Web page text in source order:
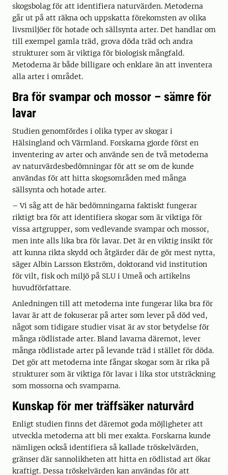
skogsbolag för att identifiera naturvärden. Metoderna
går ut på att räkna och uppskatta förekomsten av olika
livsmiljöer för hotade och sällsynta arter. Det handlar om
till exempel gamla träd, grova döda träd och andra
strukturer som är viktiga för biologisk mångfald.
Metoderna är både billigare och enklare än att inventera
alla arter i området.
Bra för svampar och mossor – sämre för
lavar
Studien genomfördes i olika typer av skogar i
Hälsingland och Värmland. Forskarna gjorde först en
inventering av arter och använde sen de två metoderna
av naturvärdesbedömningar för att se om de kunde
användas för att hitta skogsområden med många
sällsynta och hotade arter.
– Vi såg att de här bedömningarna faktiskt fungerar
riktigt bra för att identifiera skogar som är viktiga för
vissa artgrupper, som vedlevande svampar och mossor,
men inte alls lika bra för lavar. Det är en viktig insikt för
att kunna rikta skydd och åtgärder där de gör mest nytta,
säger Albin Larsson Ekström, doktorand vid institution
för vilt, fisk och miljö på SLU i Umeå och artikelns
huvudförfattare.
Anledningen till att metoderna inte fungerar lika bra för
lavar är att de fokuserar på arter som lever på död ved,
något som tidigare studier visat är av stor betydelse för
många rödlistade arter. Bland lavarna däremot, lever
många rödlistade arter på levande träd i stället för döda.
Det gör att metoderna inte fångar skogar som är rika på
strukturer som är viktiga för lavar i lika stor utsträckning
som mossorna och svamparna.
Kunskap för mer träffsäker naturvård
Enligt studien finns det däremot goda möjligheter att
utveckla metoderna att bli mer exakta. Forskarna kunde
nämligen också identifiera så kallade tröskelvärden,
gränser där sannolikheten att hitta en rödlistad art ökar
kraftigt. Dessa tröskelvärden kan användas för att